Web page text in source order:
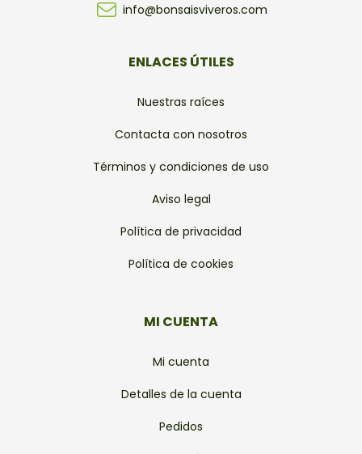
info@bonsaisviveros.com
ENLACES ÚTILES
Nuestras raíces
Contacta con nosotros
Términos y condiciones de uso
Aviso legal
Política de privacidad
Política de cookies
MI CUENTA
Mi cuenta
Detalles de la cuenta
Pedidos